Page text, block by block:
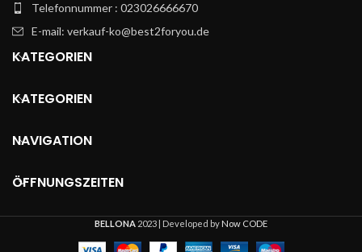
Telefonnummer : 023026666670
E-mail: verkauf-ko@best2foryou.de
KATEGORIEN
KATEGORIEN
NAVIGATION
ÖFFNUNGSZEITEN
BELLONA 2023 | Developed byNow CODE